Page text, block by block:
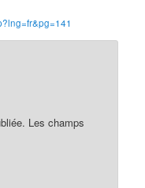
Les champs